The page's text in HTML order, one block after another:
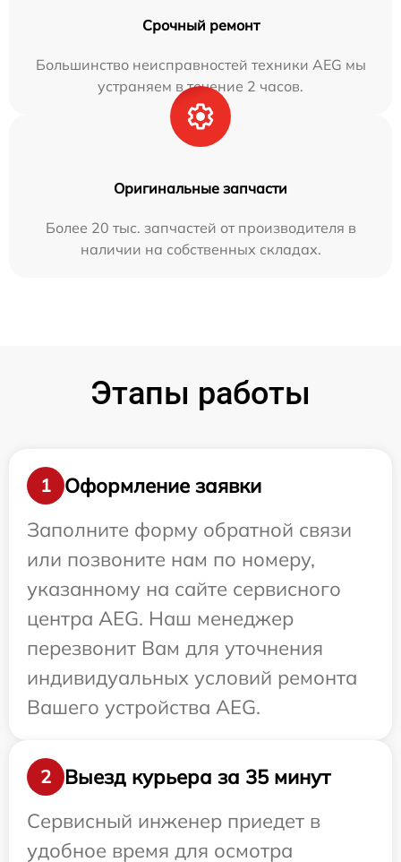
Срочный ремонт
Большинство неисправностей техники AEG мы
устраняем в течение 2 часов.
Оригинальные запчасти
Более 20 тыс. запчастей от производителя в
наличии на собственных складах.
Этапы работы
1
Оформление заявки
Заполните форму обратной связи
или позвоните нам по номеру,
указанному на сайте сервисного
центра AEG. Наш менеджер
перезвонит Вам для уточнения
индивидуальных условий ремонта
Вашего устройства AEG.
2
Выезд курьера за 35 минут
Сервисный инженер приедет в
удобное время для осмотра